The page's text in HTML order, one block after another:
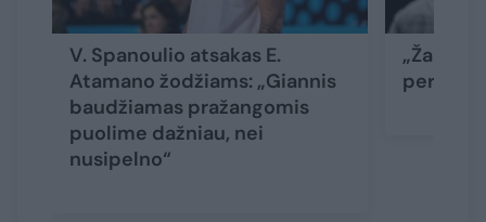
V. Spanoulio atsakas E.
Atamano žodžiams: „Giannis
baudžiamas pražangomis
puolime dažniau, nei
nusipelno“
pergalę